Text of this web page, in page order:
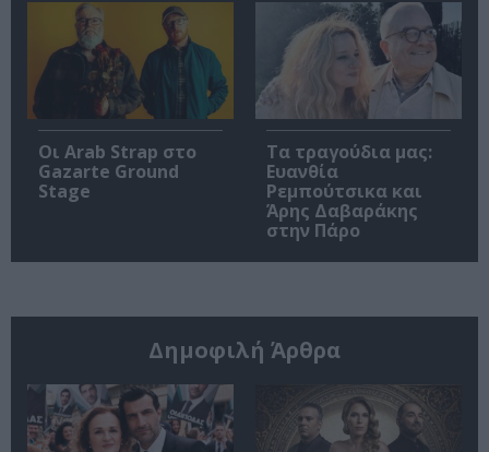
Οι Arab Strap στο
Gazarte Ground
Stage
Τα τραγούδια μας:
Ευανθία
Ρεμπούτσικα και
Άρης Δαβαράκης
στην Πάρο
Δημοφιλή Άρθρα